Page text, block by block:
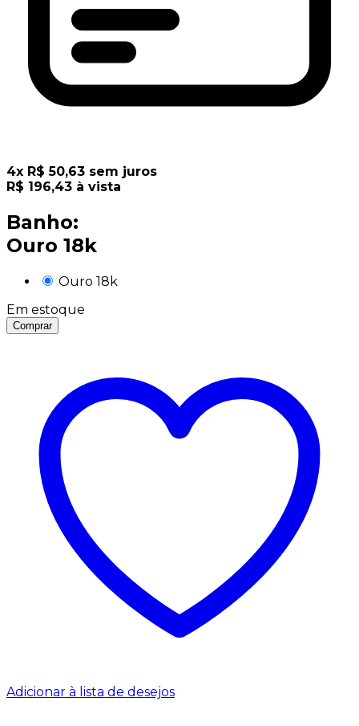
4x R$ 50,63 sem juros
R$ 196,43 à vista
Banho:
Ouro 18k
Ouro 18k
Em estoque
Comprar
Adicionar à lista de desejos